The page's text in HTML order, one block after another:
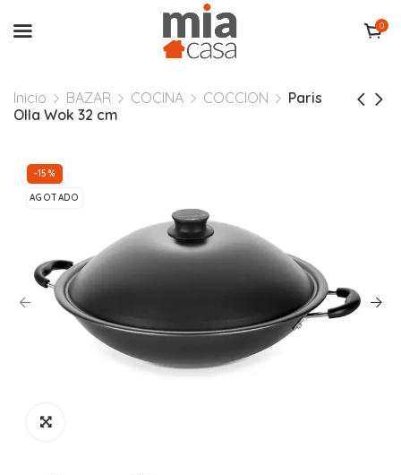
0
Inicio BAZAR COCINA COCCION
Paris
Olla Wok 32 cm
-15%
AGOTADO